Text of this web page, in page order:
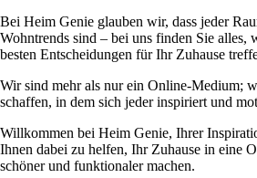
Bei Heim Genie glauben wir, dass jeder
Wohntrends sind – bei uns finden Sie alles,
besten Entscheidungen für Ihr Zuhause
Wir sind mehr als nur ein Online-Medium;
schaffen, in dem sich jeder inspiriert und
Willkommen bei Heim Genie, Ihrer
Ihnen dabei zu helfen, Ihr Zuhause in eine
schöner und funktionaler machen.